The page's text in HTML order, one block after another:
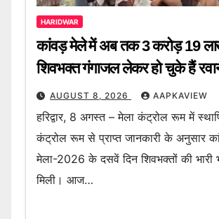
HARIDWAR
कांवड़ मेले में अब तक 3 करोड़ 19
शिवभक्त गंगाजल लेकर हो चुके हैं
AUGUST 8, 2026 AAPKAVIEW
हरिद्वार, 8 अगस्त – मेला कंट्रोल रूम में
कंट्रोल रूम से प्राप्त जानकारी के अनुसार
मेला-2026 के दसवें दिन शिवभक्तों की भारी
मिली। आज…